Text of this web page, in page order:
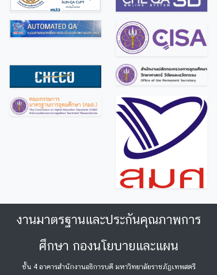
งานมาตรฐานและประกันคุณภาพการ
ศึกษา กองนโยบายและแผน
ชั้น 4 อาคารสำนักงานอธิการบดี มหาวิทยาลัยราชภัฏเทพสตรี